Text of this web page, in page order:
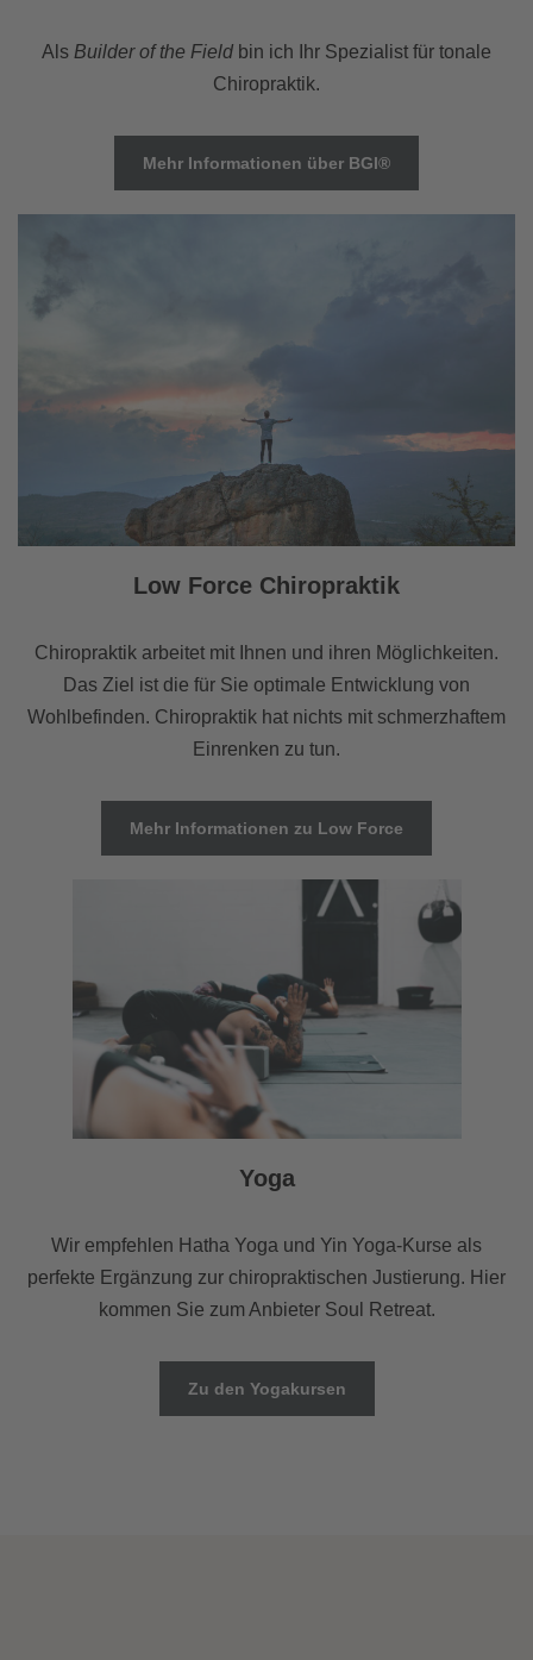
Als Builder of the Field bin ich Ihr Spezialist für tonale
Chiropraktik.
Mehr Informationen über BGI®
Low Force Chiropraktik
Chiropraktik arbeitet mit Ihnen und ihren Möglichkeiten.
Das Ziel ist die für Sie optimale Entwicklung von
Wohlbefinden. Chiropraktik hat nichts mit schmerzhaftem
Einrenken zu tun.
Mehr Informationen zu Low Force
Yoga
Wir empfehlen Hatha Yoga und Yin Yoga-Kurse als
perfekte Ergänzung zur chiropraktischen Justierung. Hier
kommen Sie zum Anbieter Soul Retreat.
Zu den Yogakursen